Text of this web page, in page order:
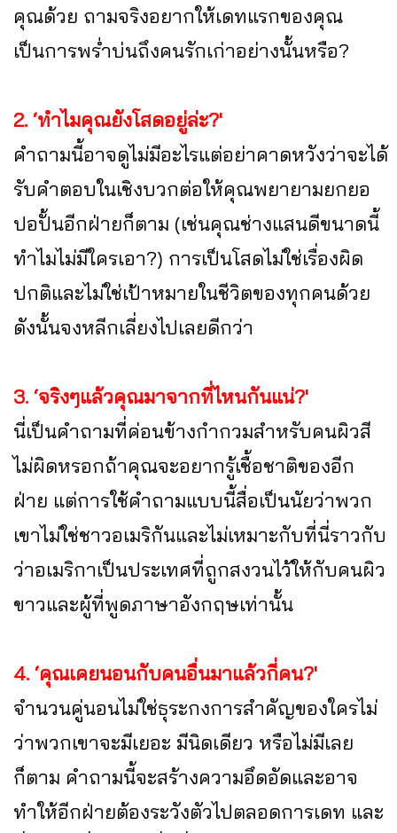
คุณด้วย ถามจริงอยากให้เดทแรกของคุณ
เป็นการพร่ำบ่นถึงคนรักเก่าอย่างนั้นหรือ?
2. ‘ทำไมคุณยังโสดอยู่ล่ะ?'
คำถามนี้อาจดูไม่มีอะไรแต่อย่าคาดหวังว่าจะได้
รับคำตอบในเชิงบวกต่อให้คุณพยายามยกยอ
ปอปั้นอีกฝ่ายก็ตาม (เช่นคุณช่างแสนดีขนาดนี้
ทำไมไม่มีใครเอา?) การเป็นโสดไม่ใช่เรื่องผิด
ปกติและไม่ใช่เป้าหมายในชีวิตของทุกคนด้วย
ดังนั้นจงหลีกเลี่ยงไปเลยดีกว่า
3. ‘จริงๆแล้วคุณมาจากที่ไหนกันแน่?'
นี่เป็นคำถามที่ค่อนข้างกำกวมสำหรับคนผิวสี
ไม่ผิดหรอกถ้าคุณจะอยากรู้เชื้อชาติของอีก
ฝ่าย แต่การใช้คำถามแบบนี้สื่อเป็นนัยว่าพวก
เขาไม่ใช่ชาวอเมริกันและไม่เหมาะกับที่นี่ราวกับ
ว่าอเมริกาเป็นประเทศที่ถูกสงวนไว้ให้กับคนผิว
ขาวและผู้ที่พูดภาษาอังกฤษเท่านั้น
4. ‘คุณเคยนอนกับคนอื่นมาแล้วกี่คน?'
จำนวนคู่นอนไม่ใช่ธุระกงการสำคัญของใครไม่
ว่าพวกเขาจะมีเยอะ มีนิดเดียว หรือไม่มีเลย
ก็ตาม คำถามนี้จะสร้างความอึดอัดและอาจ
ทำให้อีกฝ่ายต้องระวังตัวไปตลอดการเดท และ